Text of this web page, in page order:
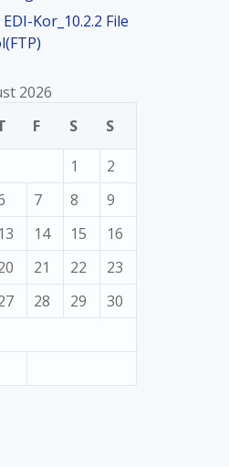
Kor_10.2.2 File
2026
F S S
1
2
7 8
9
13 14 15
16
21 22
23
28 29
30